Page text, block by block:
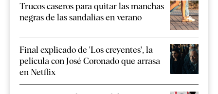
Trucos caseros para quitar las manchas
negras de las sandalias en verano
Final explicado de 'Los creyentes', la
película con José Coronado que arrasa
en Netflix